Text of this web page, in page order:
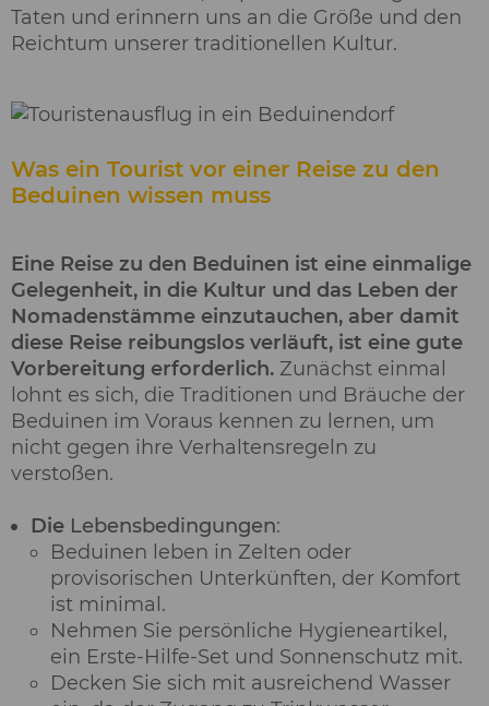
Taten und erinnern uns an die Größe und den
Reichtum unserer traditionellen Kultur.
Was ein Tourist vor einer Reise zu den
Beduinen wissen muss
Eine Reise zu den Beduinen ist eine einmalige
Gelegenheit, in die Kultur und das Leben der
Nomadenstämme einzutauchen, aber damit
diese Reise reibungslos verläuft, ist eine gute
Vorbereitung erforderlich. Zunächst einmal
lohnt es sich, die Traditionen und Bräuche der
Beduinen im Voraus kennen zu lernen, um
nicht gegen ihre Verhaltensregeln zu
verstoßen.
Die Lebensbedingungen:
Beduinen leben in Zelten oder
provisorischen Unterkünften, der Komfort
ist minimal.
Nehmen Sie persönliche Hygieneartikel,
ein Erste-Hilfe-Set und Sonnenschutz mit.
Decken Sie sich mit ausreichend Wasser